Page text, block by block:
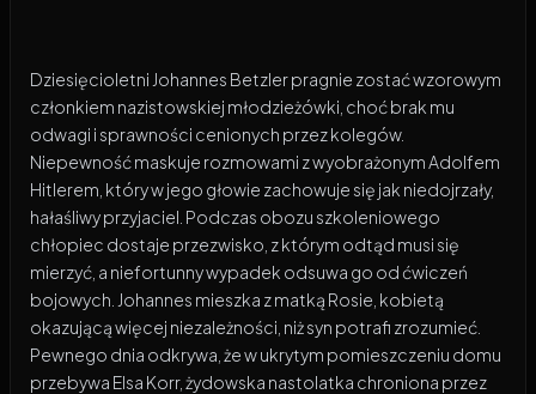
Dziesięcioletni Johannes Betzler pragnie zostać wzorowym
członkiem nazistowskiej młodzieżówki, choć brak mu
odwagi i sprawności cenionych przez kolegów.
Niepewność maskuje rozmowami z wyobrażonym Adolfem
Hitlerem, który w jego głowie zachowuje się jak niedojrzały,
hałaśliwy przyjaciel. Podczas obozu szkoleniowego
chłopiec dostaje przezwisko, z którym odtąd musi się
mierzyć, a niefortunny wypadek odsuwa go od ćwiczeń
bojowych. Johannes mieszka z matką Rosie, kobietą
okazującą więcej niezależności, niż syn potrafi zrozumieć.
Pewnego dnia odkrywa, że w ukrytym pomieszczeniu domu
przebywa Elsa Korr, żydowska nastolatka chroniona przez